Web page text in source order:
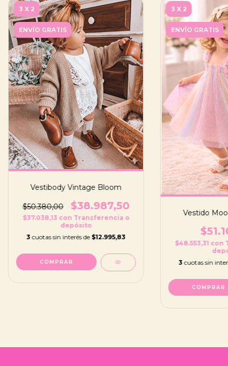
3 X 2
ENVÍO GRATIS
Vestibody Vintage Bloom
$50.380,00 $38.987,50
$37.038,13 con Transferencia o
depósito
3 cuotas sin interés de $12.995,83
COMPRAR
3 X 2
ENVÍO GRATIS
Vestido
$48.553,31 con
3 cuotas sin
COMPRAR